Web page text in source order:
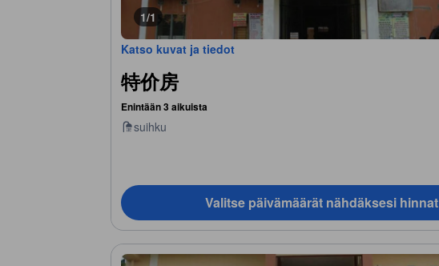
1/1
Katso kuvat ja tiedot
特价房
Enintään 3 aikuista
suihku
Valitse päivämäärät nähdäksesi hinnat